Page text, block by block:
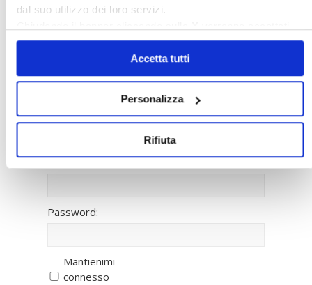
dal suo utilizzo dei loro servizi.
solo i cookie necessari.
Accetta tutti
Personalizza
Rifiuta
〉 Accesso all’area riservata
Nome utente:
Password:
Mantienimi
connesso